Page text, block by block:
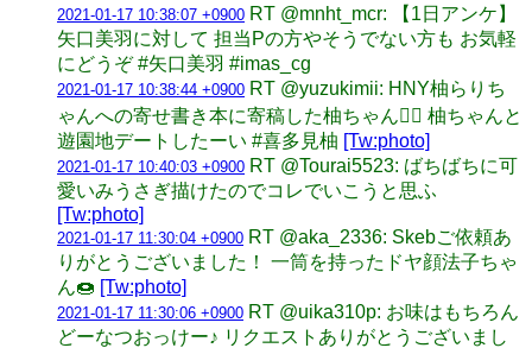
2021-01-17 10:38:07 +0900 RT @mnht_mcr: 【1日アンケ】
矢口美羽に対して 担当Pの方やそうでない方も お気軽
にどうぞ #矢口美羽 #imas_cg
2021-01-17 10:38:44 +0900 RT @yuzukimii: HNY柚らりち
ゃんへの寄せ書き本に寄稿した柚ちゃん🙋‍♀️ 柚ちゃんと
遊園地デートしたーい #喜多見柚 [Tw:photo]
2021-01-17 10:40:03 +0900 RT @Tourai5523: ばちばちに可
愛いみうさぎ描けたのでコレでいこうと思ふ
[Tw:photo]
2021-01-17 11:30:04 +0900 RT @aka_2336: Skebご依頼あ
りがとうございました！ 一筒を持ったドヤ顔法子ちゃ
ん🍩 [Tw:photo]
2021-01-17 11:30:06 +0900 RT @uika310p: お味はもちろん
どーなつおっけー♪ リクエストありがとうございまし